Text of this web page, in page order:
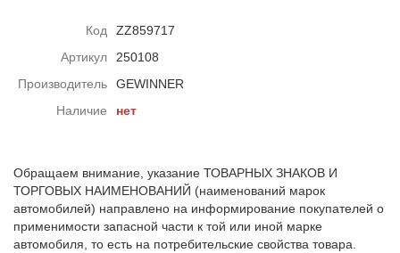
Код
ZZ859717
Артикул
250108
Производитель
GEWINNER
Наличие
нет
Обращаем внимание, указание ТОВАРНЫХ ЗНАКОВ И
ТОРГОВЫХ НАИМЕНОВАНИЙ (наименований марок
автомобилей) направлено на информирование покупателей о
применимости запасной части к той или иной марке
автомобиля, то есть на потребительские свойства товара.